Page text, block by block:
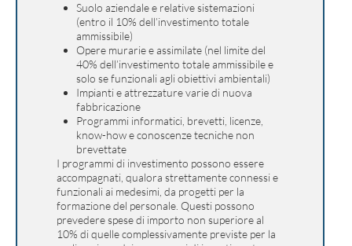
Suolo aziendale e relative sistemazioni
(entro il 10% dell’investimento totale
ammissibile)
Opere murarie e assimilate (nel limite del
40% dell’investimento totale ammissibile e
solo se funzionali agli obiettivi ambientali)
Impianti e attrezzature varie di nuova
fabbricazione
Programmi informatici, brevetti, licenze,
know-how e conoscenze tecniche non
brevettate
I programmi di investimento possono essere
accompagnati, qualora strettamente connessi e
funzionali ai medesimi, da progetti per la
formazione del personale. Questi possono
prevedere spese di importo non superiore al
10% di quelle complessivamente previste per la